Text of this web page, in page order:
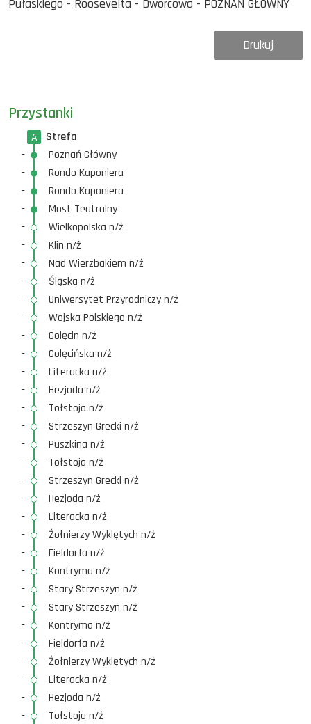
Przystanki
A
Strefa
-
Poznań Główny
-
Rondo Kaponiera
-
Rondo Kaponiera
-
Most Teatralny
-
Wielkopolska n/ż
-
Klin n/ż
-
Nad Wierzbakiem n/ż
-
Śląska n/ż
-
Uniwersytet Przyrodniczy n/ż
-
Wojska Polskiego n/ż
-
Golęcin n/ż
-
Golęcińska n/ż
-
Literacka n/ż
-
Hezjoda n/ż
-
Tołstoja n/ż
-
Strzeszyn Grecki n/ż
-
Puszkina n/ż
-
Tołstoja n/ż
-
Strzeszyn Grecki n/ż
-
Hezjoda n/ż
-
Literacka n/ż
-
Żołnierzy Wyklętych n/ż
-
Fieldorfa n/ż
-
Kontryma n/ż
-
Stary Strzeszyn n/ż
-
Stary Strzeszyn n/ż
-
Kontryma n/ż
-
Fieldorfa n/ż
-
Żołnierzy Wyklętych n/ż
-
Literacka n/ż
-
Hezjoda n/ż
-
Tołstoja n/ż
Pułaskiego - Roosevelta - Dworcowa - POZNAŃ GŁÓWNY
Drukuj